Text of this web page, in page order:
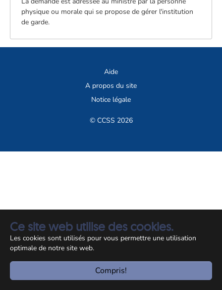
Ce site web utilise des cookies.
Les cookies sont utilisés pour vous permettre une utilisation
optimale de notre site web.
Compris!
physique ou morale qui se propose de gérer l'institution
de garde.
Aide
A propos du site
Notice légale
© CCSS 2026